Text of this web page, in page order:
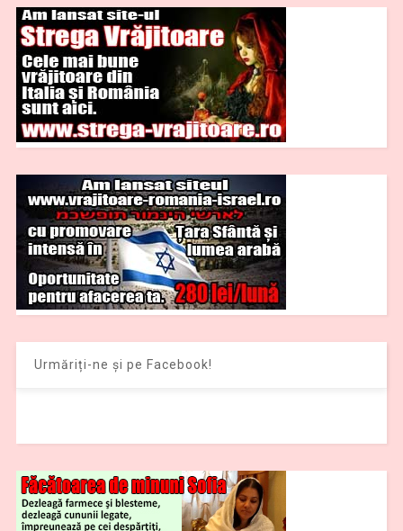
Urmăriți-ne și pe Facebook!